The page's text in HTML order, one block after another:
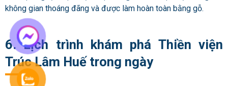
không gian thoáng đãng và được làm hoàn toàn bằng gỗ.
6. Lịch trình khám phá Thiền viện
Trúc Lâm Huế trong ngày